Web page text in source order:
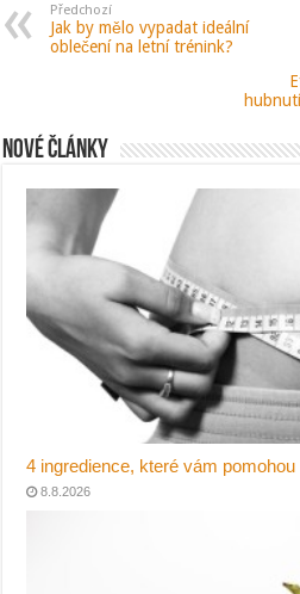
Předchozí
Jak by mělo vypadat ideální
oblečení na letní trénink?
Nové články
4 ingredience, které vám pomohou
8.8.2026